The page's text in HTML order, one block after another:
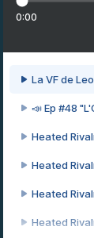
0:00
La VF de
📣 Ep #48
Heated
Heated
Heated
Heated